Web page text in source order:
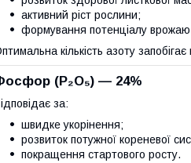
активний ріст рослини;
формування потенціалу
кількість азоту
(P₂O₅) — 24%
за:
швидке укорінення;
розвиток потужної кореневої
покращення стартового росту.